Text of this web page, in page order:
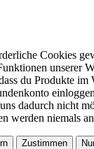
Cookies
unserer
du Produkte im
dadurch nicht
werden niemals
Zustimmen